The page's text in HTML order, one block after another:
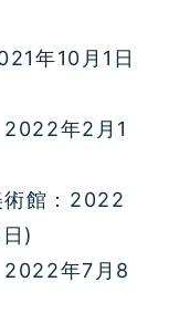
年10月1日
2022年2月1
術館：2022
)
2022年7月8